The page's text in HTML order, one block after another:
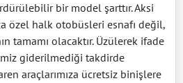
bir model şarttır. Aksi
özel halk otobüsleri esnafı değil,
tamamı olacaktır. Üzülerek ifade
giderilmediği takdirde
araçlarımıza ücretsiz binişlere